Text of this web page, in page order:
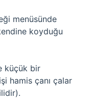
menüsünde
koyduğu
küçük bir
hamis çanı çalar